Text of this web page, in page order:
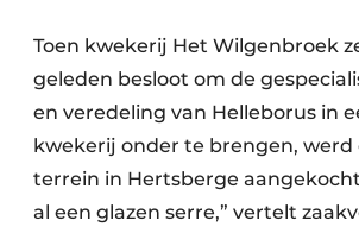
Toen kwekerij Het Wilgenbroek
geleden besloot om de
en veredeling van Helleborus in
kwekerij onder te brengen, werd
terrein in Hertsberge
al een glazen serre,” vertelt